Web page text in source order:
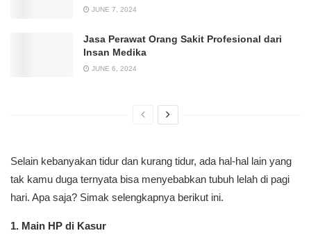
JUNE 7, 2024
Jasa Perawat Orang Sakit Profesional dari
Insan Medika
JUNE 6, 2024
Selain kebanyakan tidur dan kurang tidur, ada hal-hal lain yang
tak kamu duga ternyata bisa menyebabkan tubuh lelah di pagi
hari. Apa saja? Simak selengkapnya berikut ini.
1. Main HP di Kasur